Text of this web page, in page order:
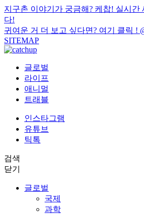
지구촌 이야기가 궁금해? 케찹! 실시간
다!
귀여운 거 더 보고 싶다면? 여기 클릭 !
SITEMAP
글로벌
라이프
애니멀
트래블
인스타그램
유튜브
틱톡
검색
닫기
글로벌
국제
과학